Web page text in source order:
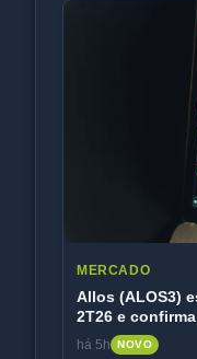
MERCADO
Allos (ALOS3)
2T26 e
há 5h NOVO